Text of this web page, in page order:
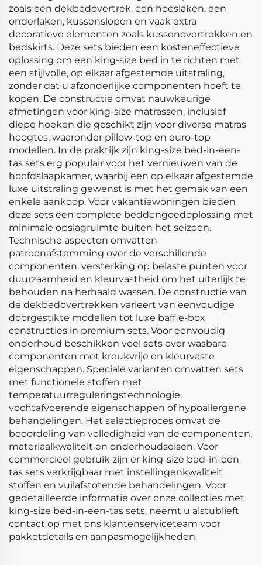
zoals een dekbedovertrek, een hoeslaken, een
onderlaken, kussenslopen en vaak extra
decoratieve elementen zoals kussenovertrekken en
bedskirts. Deze sets bieden een kosteneffectieve
oplossing om een king-size bed in te richten met
een stijlvolle, op elkaar afgestemde uitstraling,
zonder dat u afzonderlijke componenten hoeft te
kopen. De constructie omvat nauwkeurige
afmetingen voor king-size matrassen, inclusief
diepe hoeken die geschikt zijn voor diverse matras
hoogtes, waaronder pillow-top en euro-top
modellen. In de praktijk zijn king-size bed-in-een-
tas sets erg populair voor het vernieuwen van de
hoofdslaapkamer, waarbij een op elkaar afgestemde
luxe uitstraling gewenst is met het gemak van een
enkele aankoop. Voor vakantiewoningen bieden
deze sets een complete beddengoedoplossing met
minimale opslagruimte buiten het seizoen.
Technische aspecten omvatten
patroonafstemming over de verschillende
componenten, versterking op belaste punten voor
duurzaamheid en kleurvastheid om het uiterlijk te
behouden na herhaald wassen. De constructie van
de dekbedovertrekken varieert van eenvoudige
doorgestikte modellen tot luxe baffle-box
constructies in premium sets. Voor eenvoudig
onderhoud beschikken veel sets over wasbare
componenten met kreukvrije en kleurvaste
eigenschappen. Speciale varianten omvatten sets
met functionele stoffen met
temperatuurreguleringstechnologie,
vochtafvoerende eigenschappen of hypoallergene
behandelingen. Het selectieproces omvat de
beoordeling van volledigheid van de componenten,
materiaalkwaliteit en onderhoudseisen. Voor
commercieel gebruik zijn er king-size bed-in-een-
tas sets verkrijgbaar met instellingenkwaliteit
stoffen en vuilafstotende behandelingen. Voor
gedetailleerde informatie over onze collecties met
king-size bed-in-een-tas sets, neemt u alstublieft
contact op met ons klantenserviceteam voor
pakketdetails en aanpasmogelijkheden.